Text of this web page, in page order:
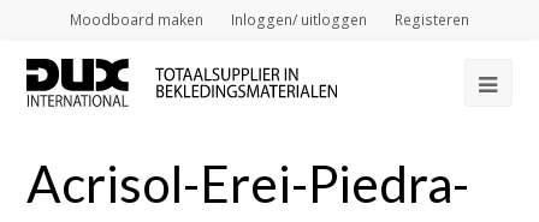
Moodboard maken Inloggen/ uitloggen Registeren
Acrisol-Erei-Piedra-